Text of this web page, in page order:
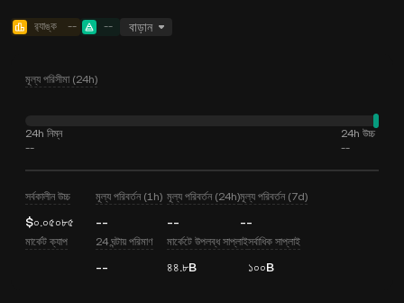
র‍্যাঙ্ক -- -- বাড়ান
মূল্য পরিসীমা (24h)
24h নিম্ন
--
24h উচ্চ
--
সর্বকালীন উচ্চ
$০.০৫০৮৫
মূল্য পরিবর্তন (1h)
--
মূল্য পরিবর্তন (24h)
--
মূল্য পরিবর্তন (7d)
--
মার্কেট ক্যাপ 24 ঘন্টায় পরিমাণ
--
মার্কেটে উপলব্ধ সাপ্লাই
৪৪.৮B
সর্বাধিক সাপ্লাই
১০০B